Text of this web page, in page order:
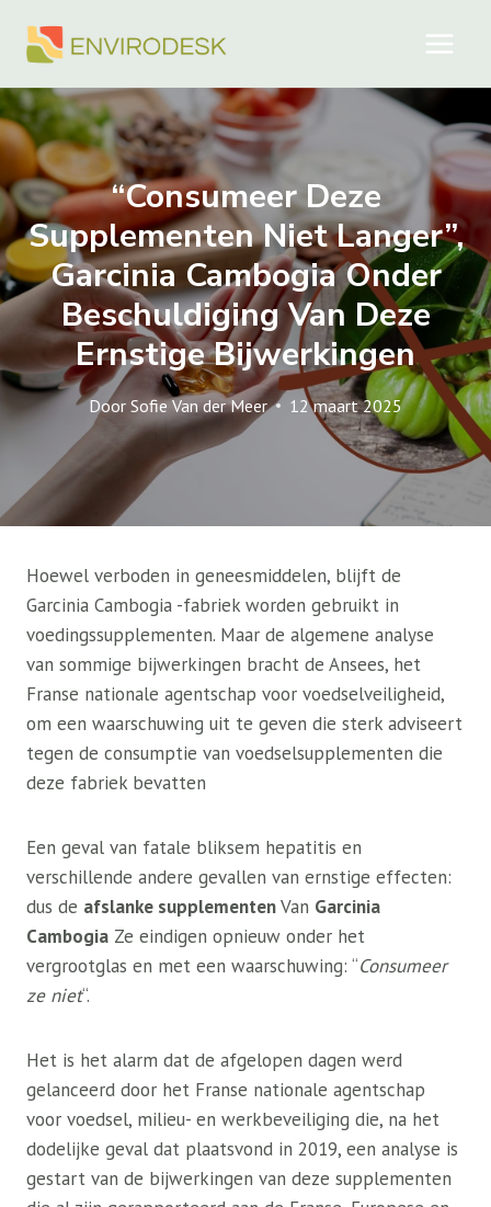
naar
“Consumeer Deze
Supplementen Niet Langer”,
Garcinia Cambogia Onder
Beschuldiging Van Deze
Ernstige Bijwerkingen
Door Sofie Van der Meer 12 maart 2025
Hoewel verboden in geneesmiddelen, blijft de
Garcinia Cambogia -fabriek worden gebruikt in
voedingssupplementen. Maar de algemene analyse
van sommige bijwerkingen bracht de Ansees, het
Franse nationale agentschap voor voedselveiligheid,
om een ​​waarschuwing uit te geven die sterk adviseert
tegen de consumptie van voedselsupplementen die
deze fabriek bevatten
Een geval van fatale bliksem hepatitis en
verschillende andere gevallen van ernstige effecten:
dus de afslanke supplementenVan Garcinia
Cambogia Ze eindigen opnieuw onder het
vergrootglas en met een waarschuwing: “Consumeer
ze niet“.
Het is het alarm dat de afgelopen dagen werd
gelanceerd door het Franse nationale agentschap
voor voedsel, milieu- en werkbeveiliging die, na het
dodelijke geval dat plaatsvond in 2019, een analyse is
gestart van de bijwerkingen van deze supplementen